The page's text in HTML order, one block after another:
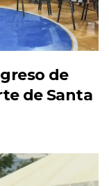
de
de Santa